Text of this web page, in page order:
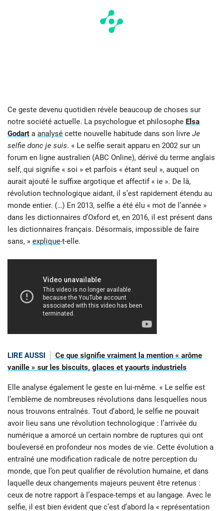
Ce geste devenu quotidien révèle beaucoup de choses sur
notre société actuelle. La psychologue et philosophe Elsa
Godart a analysé cette nouvelle habitude dans son livre Je
selfie donc je suis. « Le selfie serait apparu en 2002 sur un
forum en ligne australien (ABC Online), dérivé du terme anglais
self, qui signifie « soi » et parfois « étant seul », auquel on
aurait ajouté le suffixe argotique et affectif « ie ». De là,
révolution technologique aidant, il s’est rapidement étendu au
monde entier. (…) En 2013, selfie a été élu « mot de l’année »
dans les dictionnaires d’Oxford et, en 2016, il est présent dans
les dictionnaires français. Désormais, impossible de faire
sans, » explique-t-elle.
LIRE AUSSI
Ce que signifie vraiment la mention « arôme
vanille » sur les biscuits, glaces et yaourts industriels
Elle analyse également le geste en lui-même. « Le selfie est
l’emblème de nombreuses révolutions dans lesquelles nous
nous trouvons entraînés. Tout d’abord, le selfie ne pouvait
avoir lieu sans une révolution technologique : l’arrivée du
numérique a amorcé un certain nombre de ruptures qui ont
bouleversé en profondeur nos modes de vie. Cette évolution a
entraîné une modification radicale de notre perception du
monde, que l’on peut qualifier de révolution humaine, et dans
laquelle deux changements majeurs peuvent être retenus :
ceux de notre rapport à l’espace-temps et au langage. Avec le
selfie, il est bien évident que c’est d’abord la « représentation